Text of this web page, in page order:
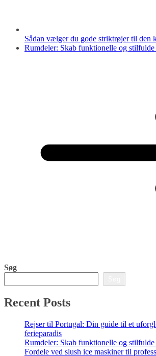
Sådan vælger du gode striktrøjer til den
Rumdeler: Skab funktionelle og
Søg
Recent Posts
Rejser til Portugal: Din guide til et
ferieparadis
Rumdeler: Skab funktionelle og
Fordele ved slush ice maskiner til